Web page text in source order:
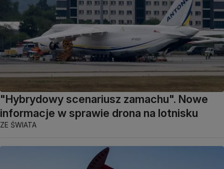
"Hybrydowy scenariusz zamachu". Nowe
informacje w sprawie drona na lotnisku
ZE ŚWIATA